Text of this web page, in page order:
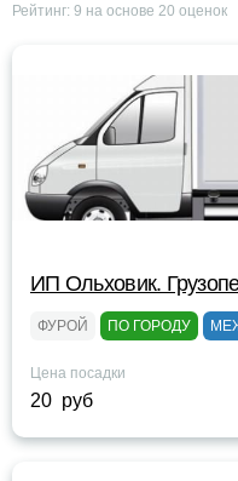
Рейтинг: 9 на основе 20 оценок
ИП Ольховик.
ФУРОЙ ПО ГОРОДУ
Цена посадки
20 руб